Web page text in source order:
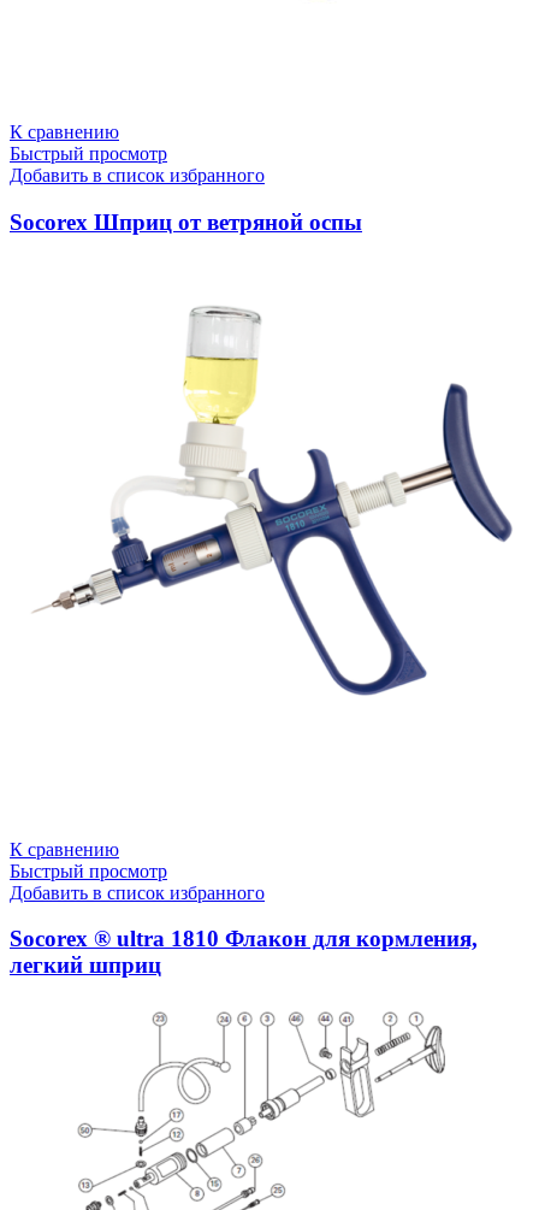
К сравнению
Быстрый просмотр
Добавить в список избранного
Socorex Шприц от ветряной оспы
К сравнению
Быстрый просмотр
Добавить в список избранного
Socorex ® ultra 1810 Флакон для кормления,
легкий шприц